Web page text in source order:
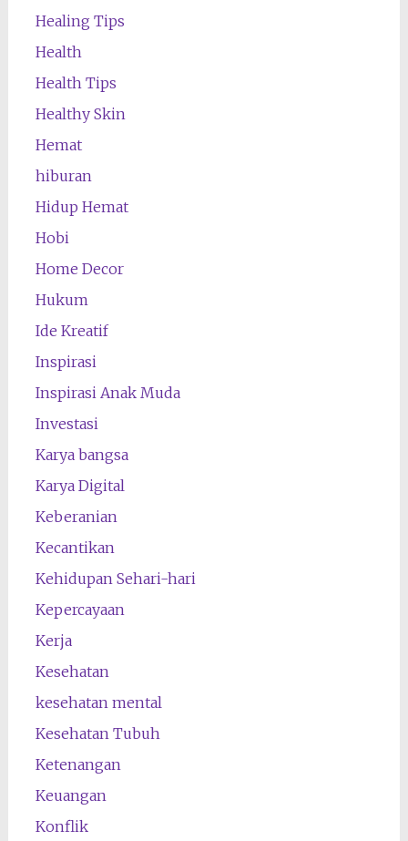
Healing Tips
Health
Health Tips
Healthy Skin
Hemat
hiburan
Hidup Hemat
Hobi
Home Decor
Hukum
Ide Kreatif
Inspirasi
Inspirasi Anak Muda
Investasi
Karya bangsa
Karya Digital
Keberanian
Kecantikan
Kehidupan Sehari-hari
Kepercayaan
Kerja
Kesehatan
kesehatan mental
Kesehatan Tubuh
Ketenangan
Keuangan
Konflik